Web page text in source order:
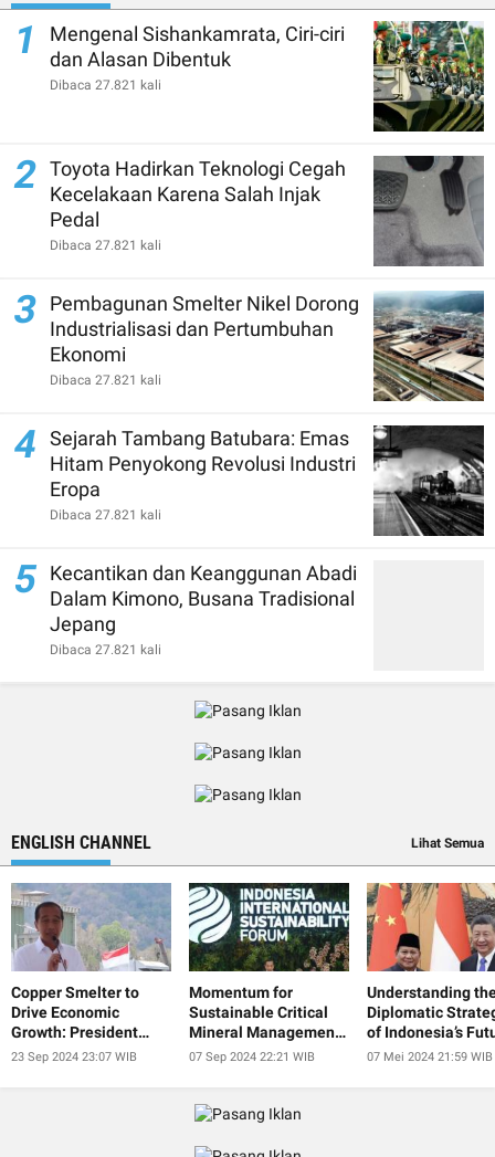
1
Mengenal Sishankamrata, Ciri-ciri
dan Alasan Dibentuk
Dibaca 27.821 kali
2 Toyota Hadirkan Teknologi Cegah
Kecelakaan Karena Salah Injak
Pedal
Dibaca 27.821 kali
3
Pembagunan Smelter Nikel Dorong
Industrialisasi dan Pertumbuhan
Ekonomi
Dibaca 27.821 kali
4
Sejarah Tambang Batubara: Emas
Hitam Penyokong Revolusi Industri
Eropa
Dibaca 27.821 kali
5 Kecantikan dan Keanggunan Abadi
Dalam Kimono, Busana Tradisional
Jepang
Dibaca 27.821 kali
ENGLISH CHANNEL Lihat Semua
Copper Smelter to
Drive Economic
Growth: President
Jokowi
23 Sep 2024 23:07 WIB
Momentum for
Sustainable Critical
Mineral Management
at IISF 2024
07 Sep 2024 22:21 WIB
Understanding
Diplomatic
of Indonesia’s
President
07 Mei 2024 21:59 WIB